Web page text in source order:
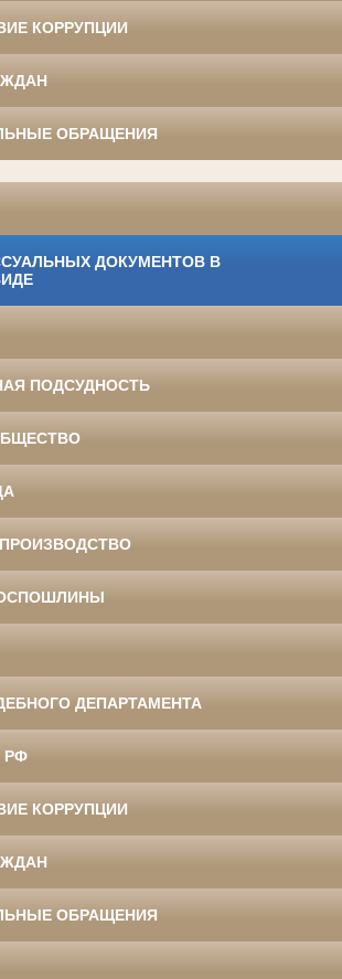
КОРРУПЦИИ
ОБРАЩЕНИЯ
ДОКУМЕНТОВ В
ПОДСУДНОСТЬ
ДЕПАРТАМЕНТА
РФ
КОРРУПЦИИ
ОБРАЩЕНИЯ